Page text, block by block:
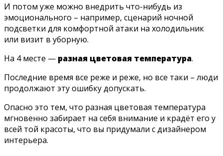
И потом уже можно внедрить что-нибудь из
эмоционального – например, сценарий ночной
подсветки для комфортной атаки на холодильник
или визит в уборную.
На 4 месте — разная цветовая температура.
Последние время все реже и реже, но все таки – люди
продолжают эту ошибку допускать.
Опасно это тем, что разная цветовая температура
мгновенно забирает на себя внимание и крадёт его у
всей той красоты, что вы придумали с дизайнером
интерьера.